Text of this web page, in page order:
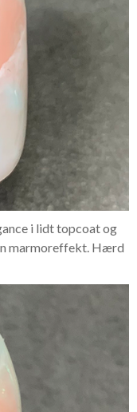
i lidt topcoat og
marmoreffekt. Hærd